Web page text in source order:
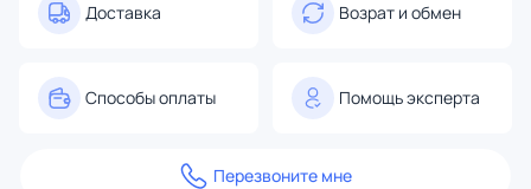
Доставка Возрат и обмен
Способы оплаты Помощь эксперта
Перезвоните мне